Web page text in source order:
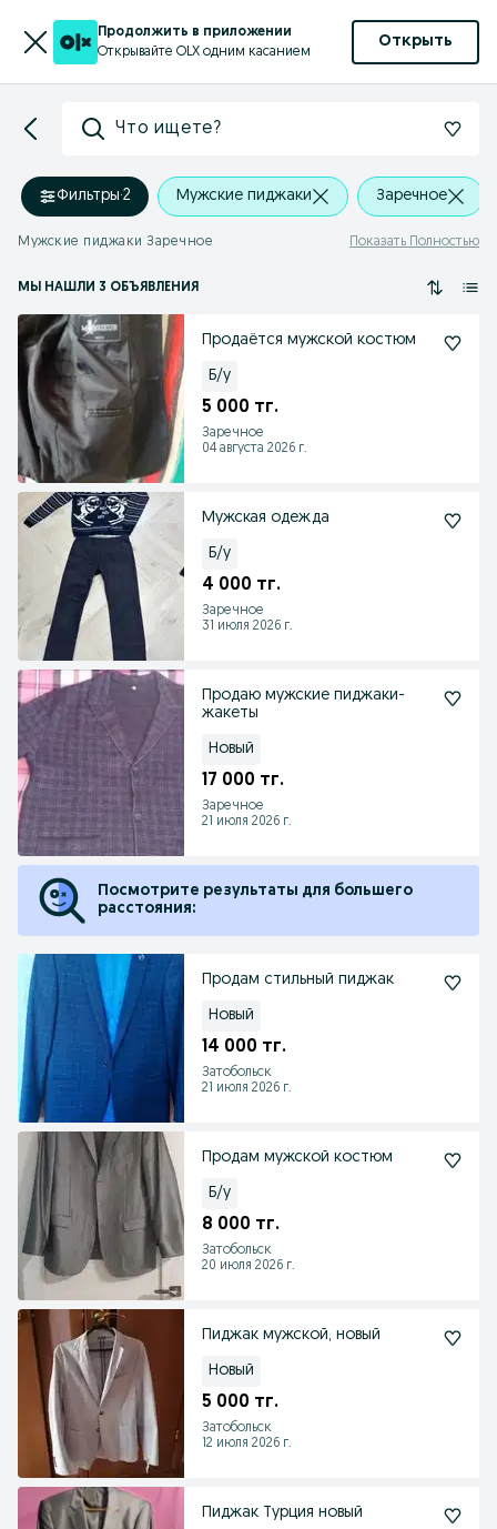
Продолжить в приложении
Открывайте OLX одним касанием
Открыть
Что ищете?
Фильтры·2 Мужские пиджаки Заречное
Мужские пиджаки Заречное Показать Полностью
МЫ НАШЛИ 3 ОБЪЯВЛЕНИЯ
Продаётся мужской костюм
Б/у
5 000 тг.
Заречное
04 августа 2026 г.
Мужская одежда
Б/у
4 000 тг.
Заречное
31 июля 2026 г.
Продаю мужские пиджаки-
жакеты
Новый
17 000 тг.
Заречное
21 июля 2026 г.
Посмотрите результаты для большего
расстояния:
Продам стильный пиджак
Новый
14 000 тг.
Затобольск
21 июля 2026 г.
Продам мужской костюм
Б/у
8 000 тг.
Затобольск
20 июля 2026 г.
Пиджак мужской, новый
Новый
5 000 тг.
Затобольск
12 июля 2026 г.
Пиджак Турция новый